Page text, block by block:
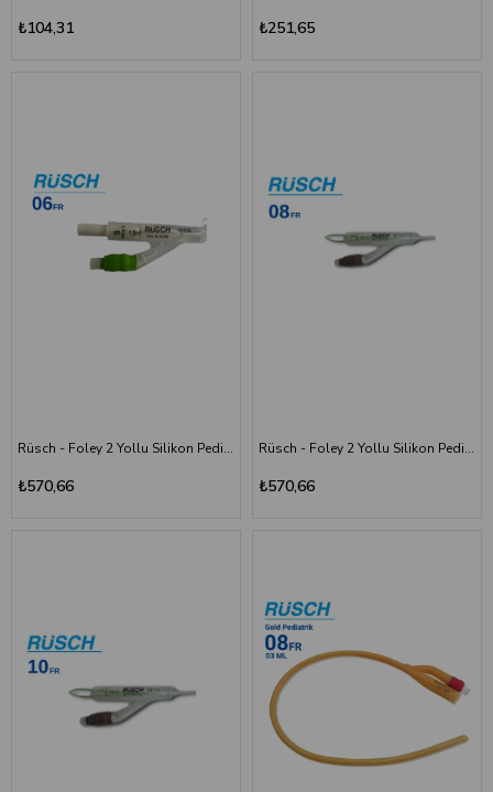
₺104,31 ₺251,65
Rüsch - Foley 2 Yollu Silikon Pediatrik Sonda -Çocuk 06 Numara - 1,5ML
₺570,66
Rüsch - Foley 2 Yollu Silikon Pediatrik Sonda - Çocuk 08 Numara - 3ML
₺570,66